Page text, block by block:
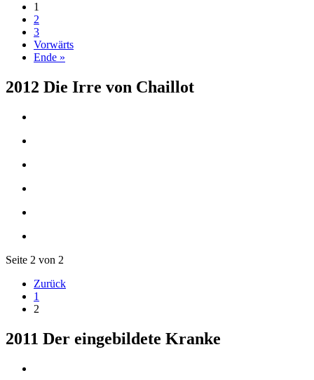
1
2
3
Vorwärts
Ende »
2012 Die Irre von Chaillot
Seite 2 von 2
Zurück
1
2
2011 Der eingebildete Kranke